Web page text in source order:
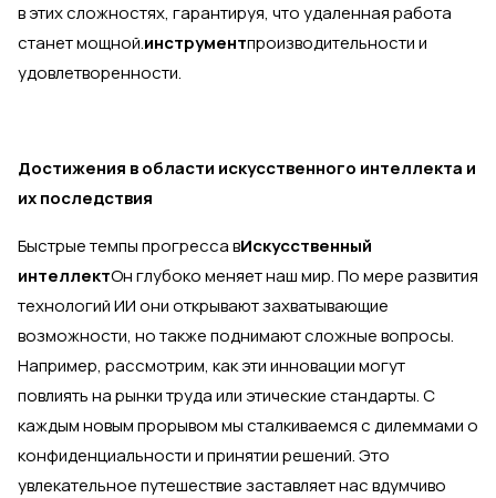
в этих сложностях, гарантируя, что удаленная работа
станет мощной.инструментпроизводительности и
удовлетворенности.
Достижения в области искусственного интеллекта и
их последствия
Быстрые темпы прогресса вИскусственный
интеллектОн глубоко меняет наш мир. По мере развития
технологий ИИ они открывают захватывающие
возможности, но также поднимают сложные вопросы.
Например, рассмотрим, как эти инновации могут
повлиять на рынки труда или этические стандарты. С
каждым новым прорывом мы сталкиваемся с дилеммами о
конфиденциальности и принятии решений. Это
увлекательное путешествие заставляет нас вдумчиво